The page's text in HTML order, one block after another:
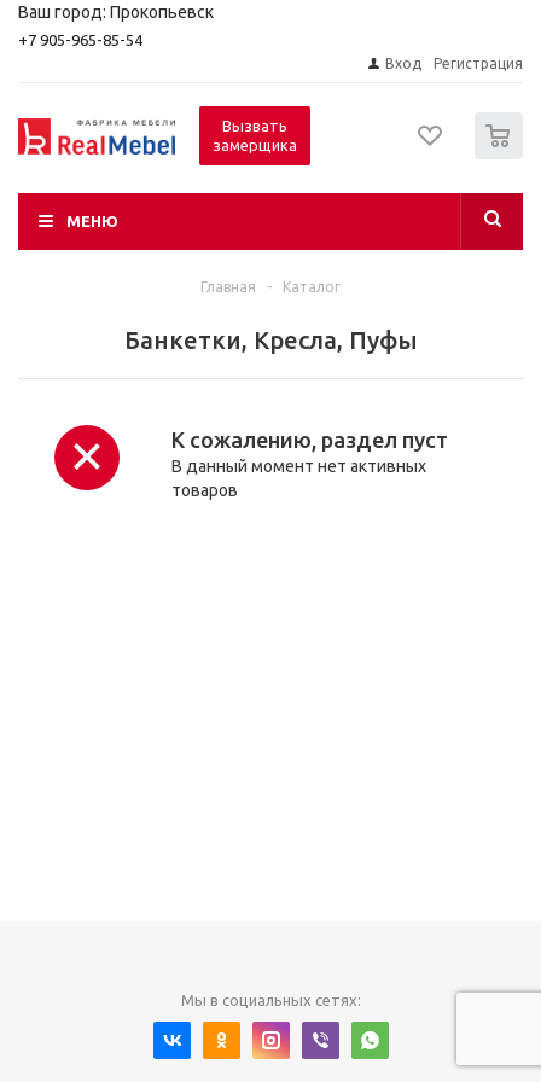
Ваш город: Прокопьевск
+7 905-965-85-54
Вход Регистрация
Вызвать
замерщика
МЕНЮ
Главная - Каталог
Банкетки, Кресла, Пуфы
К сожалению, раздел пуст
В данный момент нет активных
товаров
Мы в социальных сетях: